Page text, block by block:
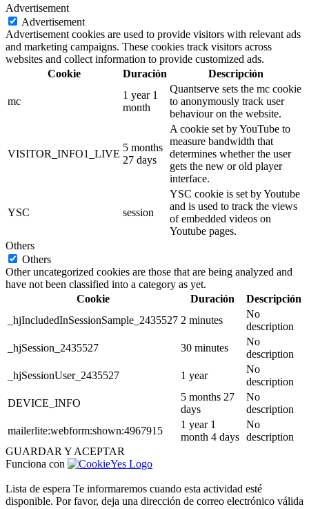
Advertisement
Advertisement
Advertisement cookies are used to provide visitors with relevant ads
and marketing campaigns. These cookies track visitors across
websites and collect information to provide customized ads.
Cookie
Duración Descripción
mc
1 year 1
month
Quantserve sets the mc cookie
to anonymously track user
behaviour on the website.
VISITOR_INFO1_LIVE
5 months
27 days
A cookie set by YouTube to
measure bandwidth that
determines whether the user
gets the new or old player
interface.
YSC session
YSC cookie is set by Youtube
and is used to track the views
of embedded videos on
Youtube pages.
Others
Others
Other uncategorized cookies are those that are being analyzed and
have not been classified into a category as yet.
Cookie
Duración
Descripción
_hjIncludedInSessionSample_2435527 2 minutes
No
description
_hjSession_2435527
30 minutes
No
description
_hjSessionUser_2435527
1 year
No
description
DEVICE_INFO
5 months 27
days
No
description
mailerlite:webform:shown:4967915
1 year 1
month 4 days
No
description
GUARDAR Y ACEPTAR
Funciona con
Lista de espera Te informaremos cuando esta actividad esté
disponible. Por favor, deja una dirección de correo electrónico válida